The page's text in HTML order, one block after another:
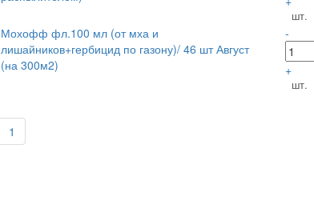
шт.
Мохофф фл.100 мл (от мха и
лишайников+гербицид по газону)/ 46 шт Август
(на 300м2)
-
+
шт.
1